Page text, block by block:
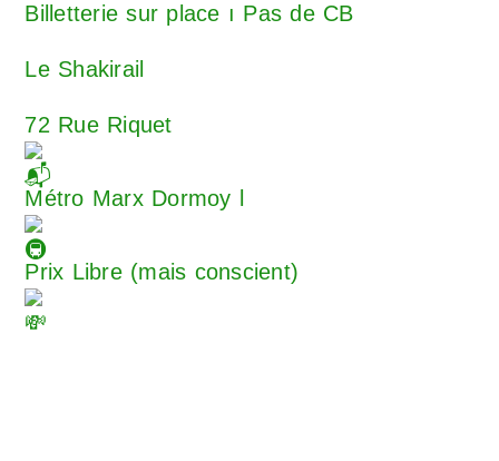
Billetterie sur place ı Pas de CB
Le Shakirail
72 Rue Riquet
Métro Marx Dormoy l
Prix Libre (mais conscient)